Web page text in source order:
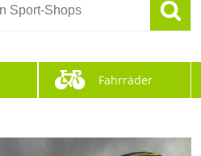
Fahrräder